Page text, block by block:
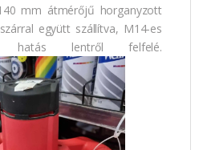
mm átmérőjű horganyzott
együtt szállítva, M14-es
hatás lentről felfelé.